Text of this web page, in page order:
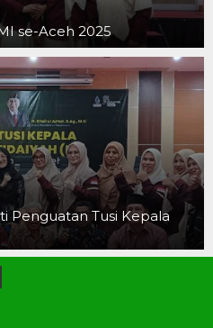
se-Aceh 2025
Penguatan Tusi Kepala